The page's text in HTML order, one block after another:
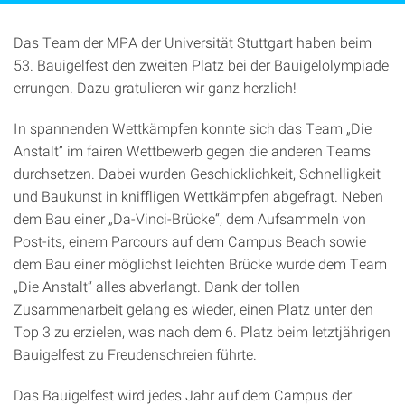
Das Team der MPA der Universität Stuttgart haben beim
53. Bauigelfest den zweiten Platz bei der Bauigelolympiade
errungen. Dazu gratulieren wir ganz herzlich!
In spannenden Wettkämpfen konnte sich das Team „Die
Anstalt” im fairen Wettbewerb gegen die anderen Teams
durchsetzen. Dabei wurden Geschicklichkeit, Schnelligkeit
und Baukunst in kniffligen Wettkämpfen abgefragt. Neben
dem Bau einer „Da-Vinci-Brücke“, dem Aufsammeln von
Post-its, einem Parcours auf dem Campus Beach sowie
dem Bau einer möglichst leichten Brücke wurde dem Team
„Die Anstalt“ alles abverlangt. Dank der tollen
Zusammenarbeit gelang es wieder, einen Platz unter den
Top 3 zu erzielen, was nach dem 6. Platz beim letztjährigen
Bauigelfest zu Freudenschreien führte.
Das Bauigelfest wird jedes Jahr auf dem Campus der